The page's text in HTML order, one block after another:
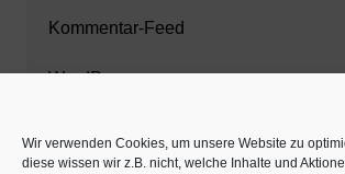
Wir verwenden Cookies, um unsere Website zu
diese wissen wir z.B. nicht, welche Inhalte und
Kommentar-Feed
WordPress.org